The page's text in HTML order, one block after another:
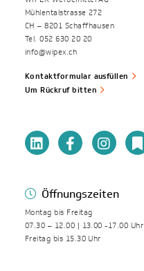
Mühlentalstrasse 272
CH – 8201 Schaffhausen
Tel. 052 630 20 20
info@wipex.ch
Kontaktformular ausfüllen
Um Rückruf bitten
Öffnungszeiten
Montag bis Freitag
07.30 – 12.00 | 13.00 -17.00 Uhr
Freitag bis 15.30 Uhr